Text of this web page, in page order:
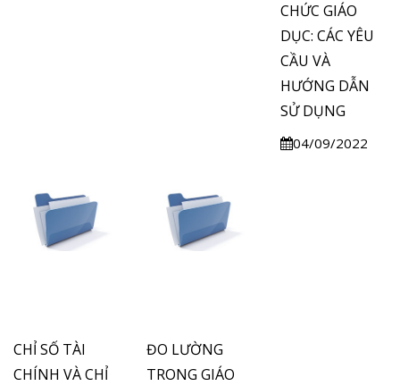
CHỨC GIÁO
DỤC: CÁC YÊU
CẦU VÀ
HƯỚNG DẪN
SỬ DỤNG
04/09/2022
CHỈ SỐ TÀI
CHÍNH VÀ CHỈ
ĐO LƯỜNG
TRONG GIÁO